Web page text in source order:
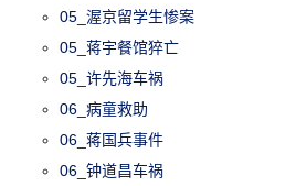
05_渥京留学生惨案
05_蒋宇餐馆猝亡
05_许先海车祸
06_病童救助
06_蒋国兵事件
06_钟道昌车祸